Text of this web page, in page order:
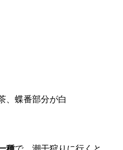
、蝶番部分が白